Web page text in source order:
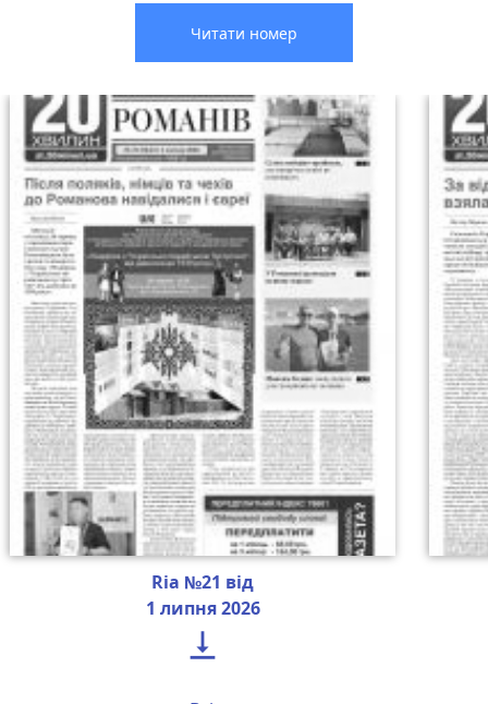
Читати номер
Ria №21 від
1 липня 2026
